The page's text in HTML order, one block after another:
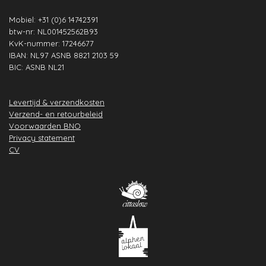
Mobiel: +31 (0)6 14742391
btw-nr: NL001452562B93
KvK-nummer: 17246677
IBAN: NL97 ASNB 8821 2103 59
BIC: ASNB NL21
Levertijd & verzendkosten
Verzend- en retourbeleid
Voorwaarden BNO
Privacy statement
CV